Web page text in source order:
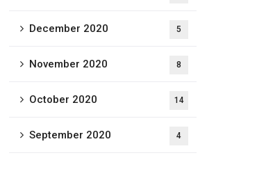
December 2020 5
November 2020 8
October 2020 14
September 2020 4